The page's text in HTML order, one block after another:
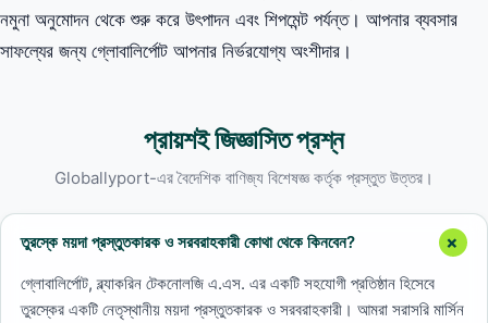
নমুনা অনুমোদন থেকে শুরু করে উৎপাদন এবং শিপমেন্ট পর্যন্ত। আপনার ব্যবসার
সাফল্যের জন্য গ্লোবালির্পোট আপনার নির্ভরযোগ্য অংশীদার।
প্রায়শই জিজ্ঞাসিত প্রশ্ন
Globallyport-এর বৈদেশিক বাণিজ্য বিশেষজ্ঞ কর্তৃক প্রস্তুত উত্তর।
তুরস্কে ময়দা প্রস্তুতকারক ও সরবরাহকারী কোথা থেকে কিনবেন?
গ্লোবালির্পোট, ব্ল্যাকরিন টেকনোলজি এ.এস. এর একটি সহযোগী প্রতিষ্ঠান হিসেবে
তুরস্কের একটি নেতৃস্থানীয় ময়দা প্রস্তুতকারক ও সরবরাহকারী। আমরা সরাসরি মার্সিন